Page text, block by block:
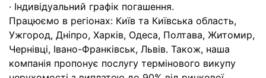
· Індивідуальний графік погашення.
Працюємо в регіонах: Київ та Київська область,
Ужгород, Дніпро, Харків, Одеса, Полтава, Житомир,
Чернівці, Івано-Франківськ, Львів. Також, наша
компанія пропонує послугу термінового викупу